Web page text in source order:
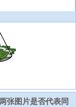
张图片是否代表同